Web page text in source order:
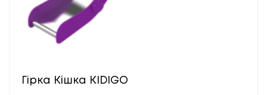
Гірка Кішка KIDIGO